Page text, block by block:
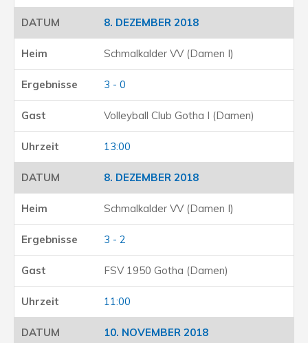
8. DEZEMBER 2018
Schmalkalder VV (Damen I)
3 - 0
Volleyball Club Gotha I (Damen)
13:00
8. DEZEMBER 2018
Schmalkalder VV (Damen I)
3 - 2
FSV 1950 Gotha (Damen)
11:00
10. NOVEMBER 2018